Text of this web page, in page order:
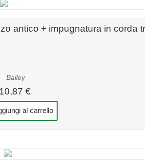
antico + impugnatura in corda
Bailey
10,87 €
al carrello